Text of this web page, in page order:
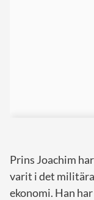
Prins Joachim
varit i det
ekonomi. Han